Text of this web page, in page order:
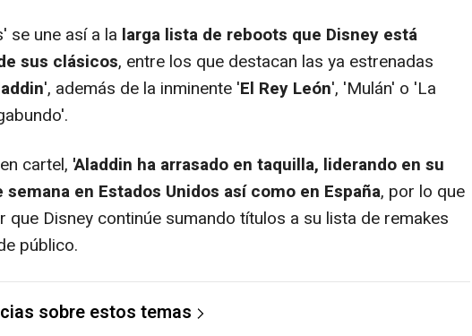
se une así a la larga lista de reboots que Disney está
sus clásicos, entre los que destacan las ya estrenadas
', además de la inminente 'El Rey León', 'Mulán' o 'La
cartel, 'Aladdin ha arrasado en taquilla, liderando en su
en Estados Unidos así como en España, por lo que
que Disney continúe sumando títulos a su lista de remakes
público.
sobre estos temas